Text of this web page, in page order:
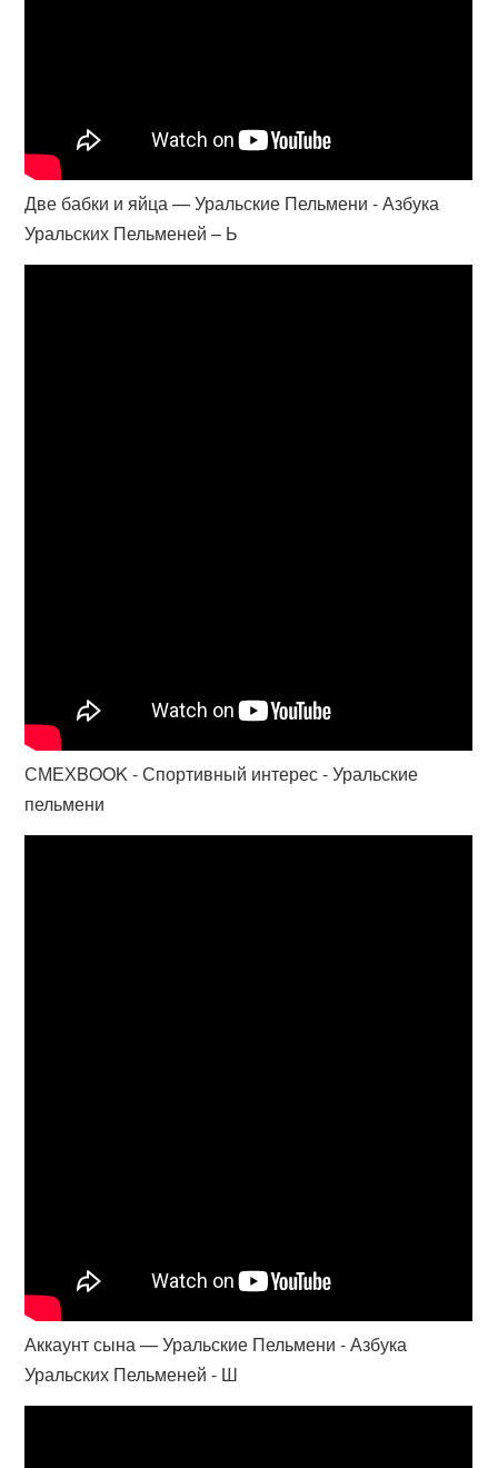
Две бабки и яйца — Уральские Пельмени - Азбука
Уральских Пельменей – Ь
СМЕХBOOK - Спортивный интерес - Уральские
пельмени
Аккаунт сына — Уральские Пельмени - Азбука
Уральских Пельменей - Ш